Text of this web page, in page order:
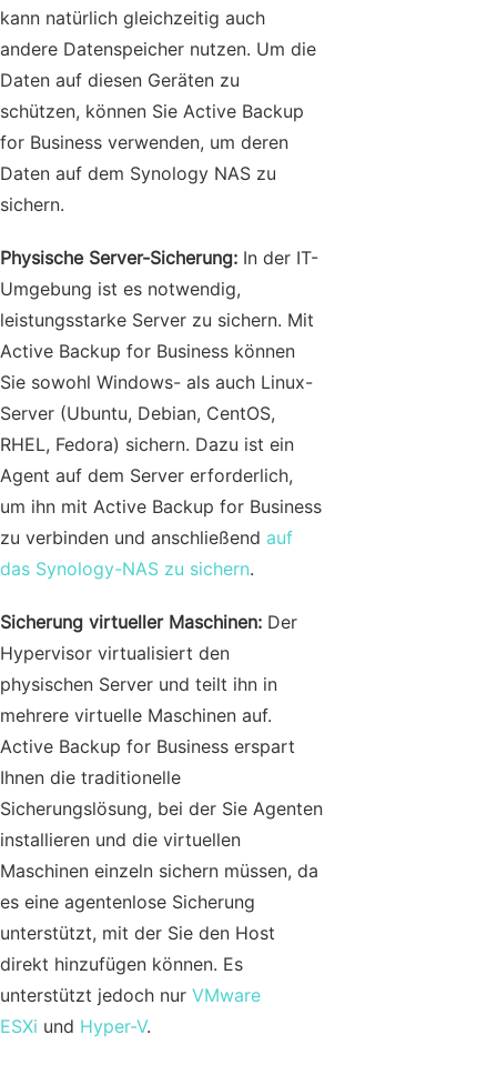
kann natürlich gleichzeitig auch
andere Datenspeicher nutzen. Um die
Daten auf diesen Geräten zu
schützen, können Sie Active Backup
for Business verwenden, um deren
Daten auf dem Synology NAS zu
sichern.
Physische Server-Sicherung: In der IT-
Umgebung ist es notwendig,
leistungsstarke Server zu sichern. Mit
Active Backup for Business können
Sie sowohl Windows- als auch Linux-
Server (Ubuntu, Debian, CentOS,
RHEL, Fedora) sichern. Dazu ist ein
Agent auf dem Server erforderlich,
um ihn mit Active Backup for Business
zu verbinden und anschließend auf
das Synology-NAS zu sichern.
Sicherung virtueller Maschinen: Der
Hypervisor virtualisiert den
physischen Server und teilt ihn in
mehrere virtuelle Maschinen auf.
Active Backup for Business erspart
Ihnen die traditionelle
Sicherungslösung, bei der Sie Agenten
installieren und die virtuellen
Maschinen einzeln sichern müssen, da
es eine agentenlose Sicherung
unterstützt, mit der Sie den Host
direkt hinzufügen können. Es
unterstützt jedoch nur VMware
ESXi und Hyper-V.